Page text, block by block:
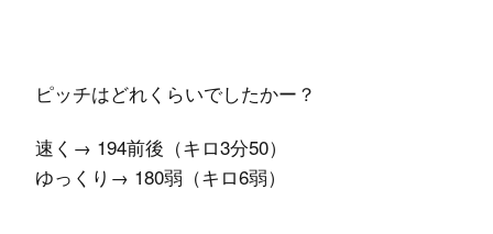
ピッチはどれくらいでしたかー？
速く→ 194前後（キロ3分50）
ゆっくり→ 180弱（キロ6弱）